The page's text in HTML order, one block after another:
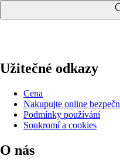
Užitečné odkazy
Cena
Nakupujte online
Podmínky používání
Soukromí a cookies
O nás